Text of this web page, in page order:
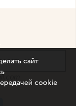
сайт
cookie